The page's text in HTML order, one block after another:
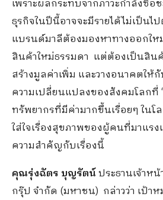
เพราะผลกระทบจากภาวะกำลังซื้อ
ธุรกิจในปีนี้อาจจะมีรายได้ไม่เป็นไ
แบรนด์มาลีต้องมองหาทางออกให
สินค้าใหม่ธรรมดา แต่ต้องเป็นสิน
สร้างมูลค่าเพิ่ม และวางอนาคตให้
ความเปลี่ยนแปลงของสังคมโลกที่
ทรัพยากรที่มีค่ามากขึ้นเรื่อยๆ ในโ
ใส่ใจเรื่องสุขภาพของผู้คนที่มาแร
ความสำคัญกับเรื่องนี้
คุณรุ่งฉัตร บุญรัตน์ประธานเจ้าห
กรุ๊ป จำกัด (มหาชน) กล่าวว่า เป้า